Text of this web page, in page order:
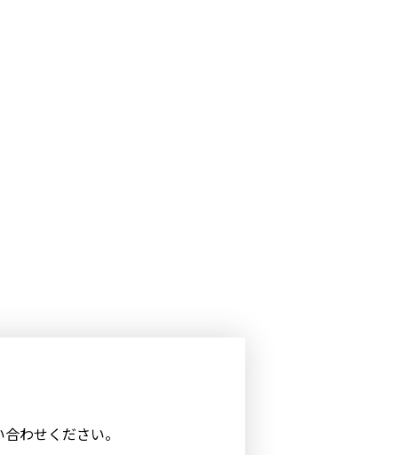
わせください。